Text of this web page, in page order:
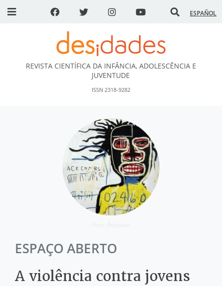
ESPAÑOL
DESidades
REVISTA CIENTÍFICA DA INFÂNCIA, ADOLESCÊNCIA E
JUVENTUDE
ISSN 2318-9282
ESPAÇO ABERTO
A violência contra jovens